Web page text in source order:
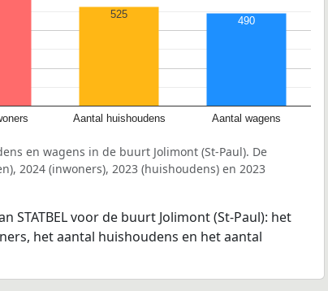
Aantal huishoudens Aantal wagens
525
490
en wagens in de buurt Jolimont (St-Paul). De
2024 (inwoners), 2023 (huishoudens) en 2023
STATBEL voor de buurt Jolimont (St-Paul): het
het aantal huishoudens en het aantal